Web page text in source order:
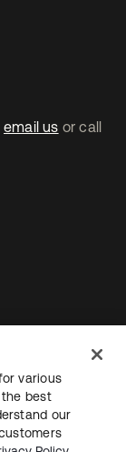
email us or call
various
best
our